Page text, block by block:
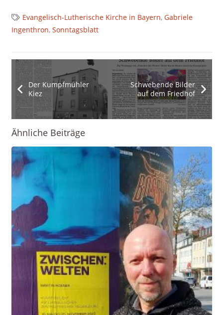
Evangelisch-Lutherische Kirche in Bayern, Gabriele
Ingenthron, Sonntagsblatt
Der Kumpfmühler
Kiez
Schwebende Bilder
auf dem Friedhof
Ähnliche Beiträge